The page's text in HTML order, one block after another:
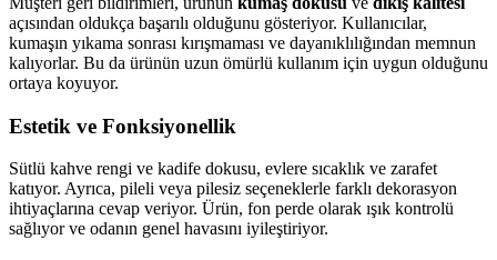
açısından oldukça başarılı olduğunu gösteriyor. Kullanıcılar,
kumaşın yıkama sonrası kırışmaması ve dayanıklılığından memnun
kalıyorlar. Bu da ürünün uzun ömürlü kullanım için uygun olduğunu
ortaya koyuyor.
Estetik ve Fonksiyonellik
Sütlü kahve rengi ve kadife dokusu, evlere sıcaklık ve zarafet
katıyor. Ayrıca, pileli veya pilesiz seçeneklerle farklı dekorasyon
ihtiyaçlarına cevap veriyor. Ürün, fon perde olarak ışık kontrolü
sağlıyor ve odanın genel havasını iyileştiriyor.